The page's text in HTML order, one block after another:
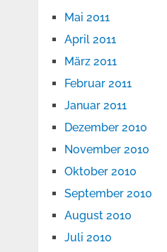
Mai 2011
April 2011
März 2011
Februar 2011
Januar 2011
Dezember 2010
November 2010
Oktober 2010
September 2010
August 2010
Juli 2010